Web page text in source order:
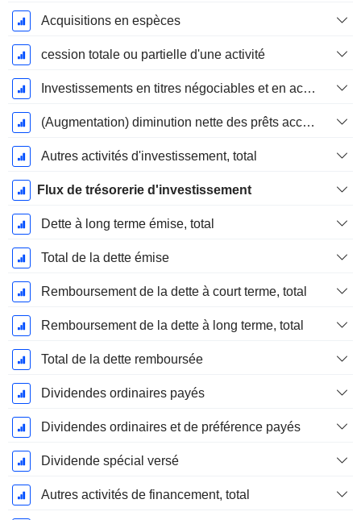
Acquisitions en espèces
cession totale ou partielle d'une activité
Investissements en titres négociables et en actions, total
(Augmentation) diminution nette des prêts accordés / vendus - Investissements
Autres activités d'investissement, total
Flux de trésorerie d'investissement
Dette à long terme émise, total
Total de la dette émise
Remboursement de la dette à court terme, total
Remboursement de la dette à long terme, total
Total de la dette remboursée
Dividendes ordinaires payés
Dividendes ordinaires et de préférence payés
Dividende spécial versé
Autres activités de financement, total